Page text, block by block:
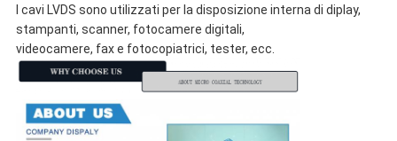
I cavi LVDS sono utilizzati per la disposizione interna di diplay,
stampanti, scanner, fotocamere digitali,
videocamere, fax e fotocopiatrici, tester, ecc.